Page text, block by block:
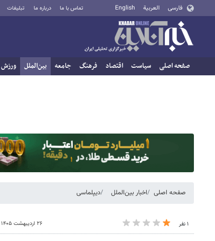
فارسی العربية English تماس با ما درباره ما تبلیغات
صفحه اصلی سیاست اقتصاد فرهنگ جامعه بین‌الملل ورزش
صفحه اصلی اخبار بین‌الملل دیپلماسی
۱ نفر ۲۶ اردیبهشت ۱۴۰۵ - ۲۳:۲۵